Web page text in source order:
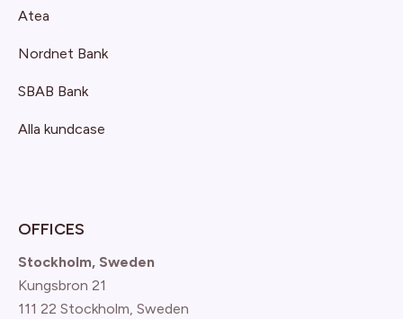
Atea
Nordnet Bank
SBAB Bank
Alla kundcase
OFFICES
Stockholm, Sweden
Kungsbron 21
111 22 Stockholm, Sweden